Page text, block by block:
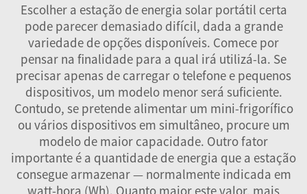
Escolher a estação de energia solar portátil certa
pode parecer demasiado difícil, dada a grande
variedade de opções disponíveis. Comece por
pensar na finalidade para a qual irá utilizá-la. Se
precisar apenas de carregar o telefone e pequenos
dispositivos, um modelo menor será suficiente.
Contudo, se pretende alimentar um mini-frigorífico
ou vários dispositivos em simultâneo, procure um
modelo de maior capacidade. Outro fator
importante é a quantidade de energia que a estação
consegue armazenar — normalmente indicada em
watt-hora (Wh). Quanto maior este valor, mais